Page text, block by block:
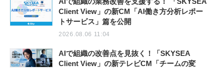
Client View」の新CM「AI働き方分析レポー
トサービス」篇を公開
2026.08.06 11:04
AIで組織の改善点を見抜く！「SKYSEA
Client View」の新テレビCM「チームの変